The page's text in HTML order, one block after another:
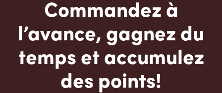
Commandez à
l’avance, gagnez du
temps et accumulez
des points!